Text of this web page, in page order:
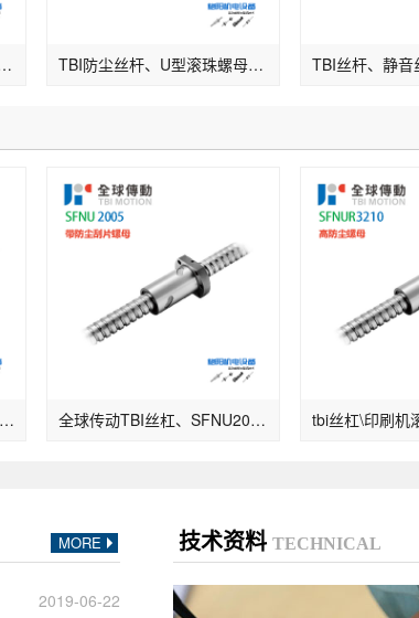
\SFNUR2505\右旋螺杆\原装螺母 TBI防尘丝杆、U型滚珠螺母、SFNU1605
TBI滚珠丝杆、高防尘丝杠、SFNUR3205、木材机螺杆 全球传动TBI丝杠、SFNU2005、防尘刮片螺母
MORE
2019-06-22
技术资料 TECHNICAL